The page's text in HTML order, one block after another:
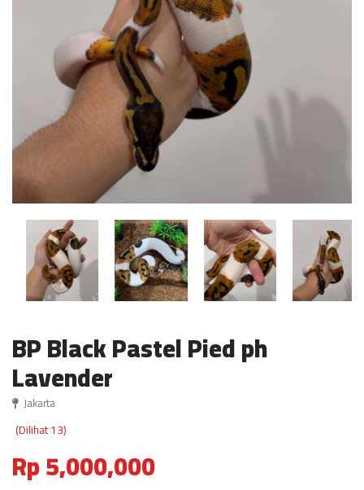
BP Black Pastel Pied ph
Lavender
Jakarta
(Dilihat 13)
Rp 5,000,000